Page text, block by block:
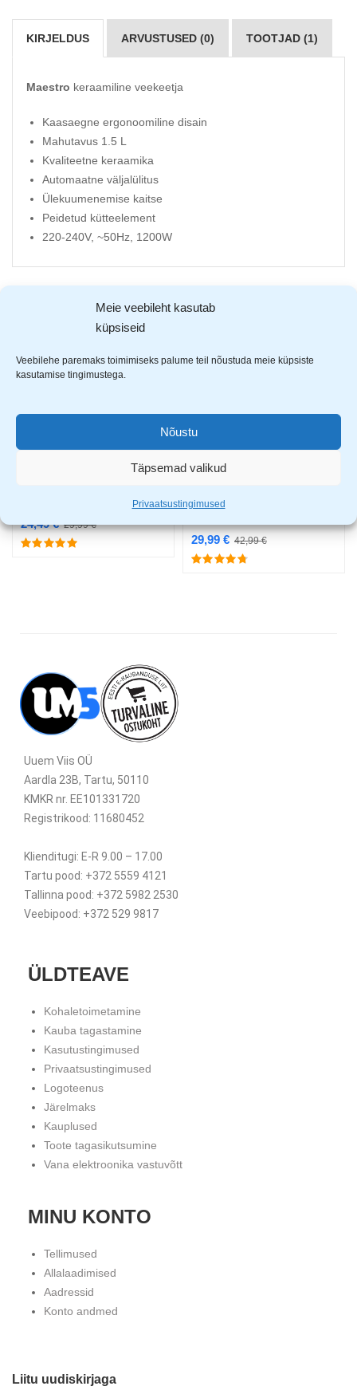
Meie veebileht kasutab
küpsiseid
Veebilehe paremaks toimimiseks palume teil nõustuda meie küpsiste
kasutamise tingimustega.
Nõustu
Täpsemad valikud
Privaatsustingimused
KIRJELDUS ARVUSTUSED (0) TOOTJAD (1)
Maestro keraamiline veekeetja
Kaasaegne ergonoomiline disain
Mahutavus 1.5 L
Kvaliteetne keraamika
Automaatne väljalülitus
Ülekuumenemise kaitse
Peidetud kütteelement
220-240V, ~50Hz, 1200W
AVASTA SARNASEID TOOTEID
-18%
Maestro röster MR-706
29,99€
24,49€
-30%
Tiross smuuti blender 300W
42,99€
29,99 €
Uuem Viis OÜ
Aardla 23B, Tartu, 50110
KMKR nr. EE101331720
Registrikood: 11680452
Klienditugi: E-R 9.00 – 17.00
Tartu pood: +372 5559 4121
Tallinna pood: +372 5982 2530
Veebipood: +372 529 9817
ÜLDTEAVE
Kohaletoimetamine
Kauba tagastamine
Kasutustingimused
Privaatsustingimused
Logoteenus
Järelmaks
Kauplused
Toote tagasikutsumine
Vana elektroonika vastuvõtt
MINU KONTO
Tellimused
Allalaadimised
Aadressid
Konto andmed
Liitu uudiskirjaga